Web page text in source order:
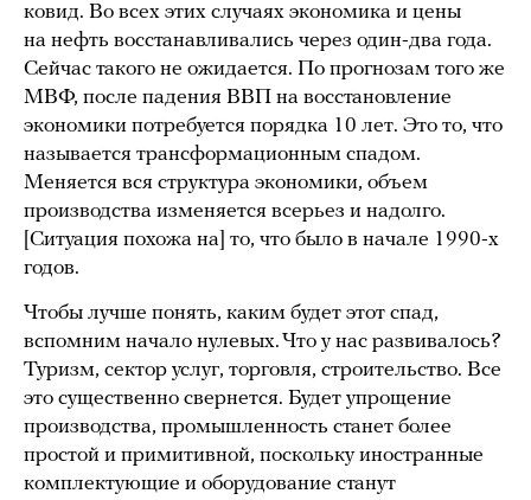
ковид. Во всех этих случаях экономика и цены
на нефть восстанавливались через один-два года.
Сейчас такого не ожидается. По прогнозам того же
МВФ, после падения ВВП на восстановление
экономики потребуется порядка 10 лет. Это то, что
называется трансформационным спадом.
Меняется вся структура экономики, объем
производства изменяется всерьез и надолго.
[Ситуация похожа на] то, что было в начале 1990-х
годов.
Чтобы лучше понять, каким будет этот спад,
вспомним начало нулевых. Что у нас развивалось?
Туризм, сектор услуг, торговля, строительство. Все
это существенно свернется. Будет упрощение
производства, промышленность станет более
простой и примитивной, поскольку иностранные
комплектующие и оборудование станут